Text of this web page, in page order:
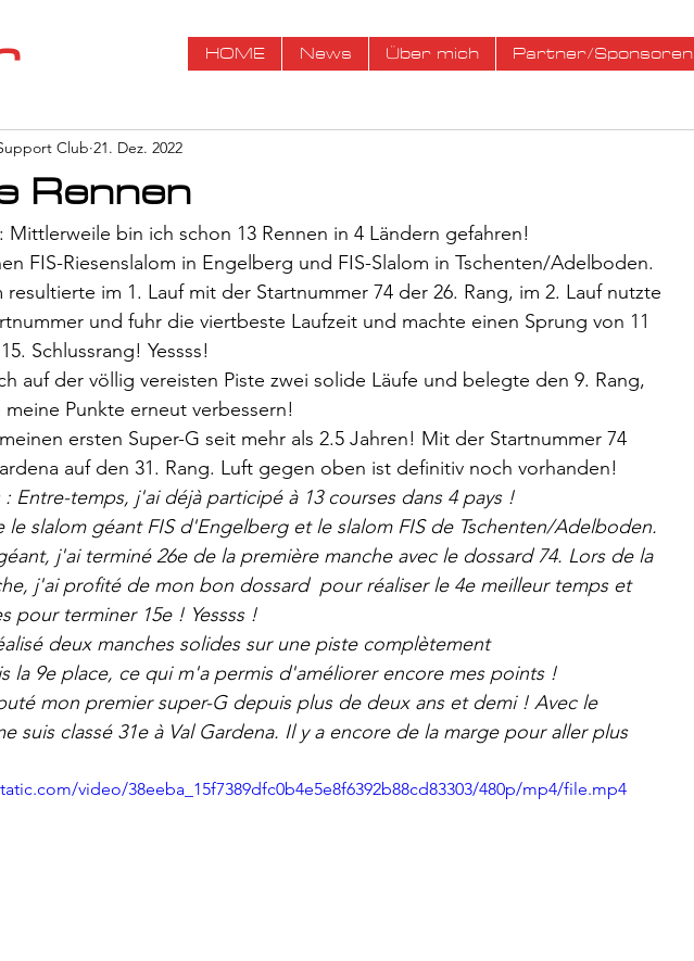
HOME News Über mich Partner/Sponsoren
Rennen
Club 21. Dez. 2022
Mittlerweile bin ich schon 13 Rennen in 4 Ländern gefahren!
FIS-Riesenslalom in Engelberg und FIS-Slalom in Tschenten/Adelboden.
resultierte im 1. Lauf mit der Startnummer 74 der 26. Rang, im 2. Lauf nutzte
und fuhr die viertbeste Laufzeit und machte einen Sprung von 11
Schlussrang! Yessss!
auf der völlig vereisten Piste zwei solide Läufe und belegte den 9. Rang,
Punkte erneut verbessern!
ersten Super-G seit mehr als 2.5 Jahren! Mit der Startnummer 74
auf den 31. Rang. Luft gegen oben ist definitiv noch vorhanden!
Entre-temps, j'ai déjà participé à 13 courses dans 4 pays !
le slalom géant FIS d'Engelberg et le slalom FIS de Tschenten/Adelboden.
j'ai terminé 26e de la première manche avec le dossard 74. Lors de la
j'ai profité de mon bon dossard  pour réaliser le 4e meilleur temps et
pour terminer 15e ! Yessss !
deux manches solides sur une piste complètement
la 9e place, ce qui m'a permis d'améliorer encore mes points !
mon premier super-G depuis plus de deux ans et demi ! Avec le
suis classé 31e à Val Gardena. Il y a encore de la marge pour aller plus
video/38eeba_15f7389dfc0b4e5e8f6392b88cd83303/480p/mp4/file.mp4